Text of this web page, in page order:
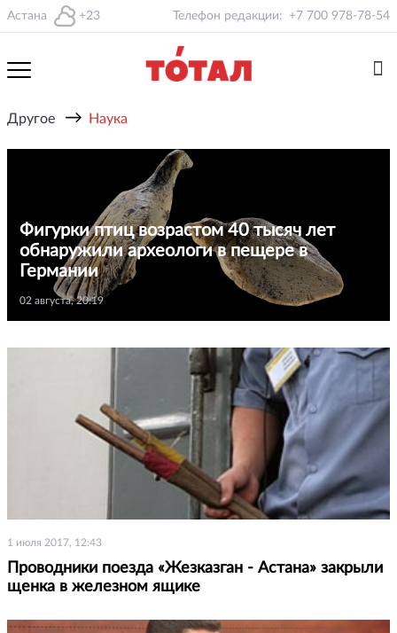
Астана +23 Телефон редакции: +7 700 978-78-54
Другое → Наука
Фигурки птиц возрастом 40 тысяч лет
обнаружили археологи в пещере в
Германии
02 августа, 20:19
1 июля 2017, 12:43
Проводники поезда «Жезказган - Астана» закрыли
щенка в железном ящике